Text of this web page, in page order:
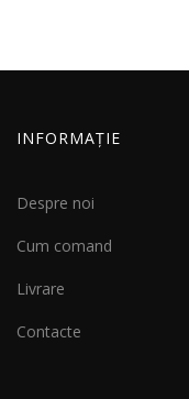
INFORMAȚIE
Despre noi
Cum comand
Livrare
Contacte